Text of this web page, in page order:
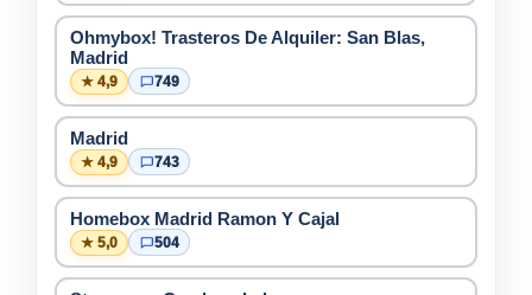
Ohmybox! Trasteros De Alquiler: San Blas,
Madrid
★ 4,9 749
Madrid
★ 4,9 743
Homebox Madrid Ramon Y Cajal
★ 5,0 504